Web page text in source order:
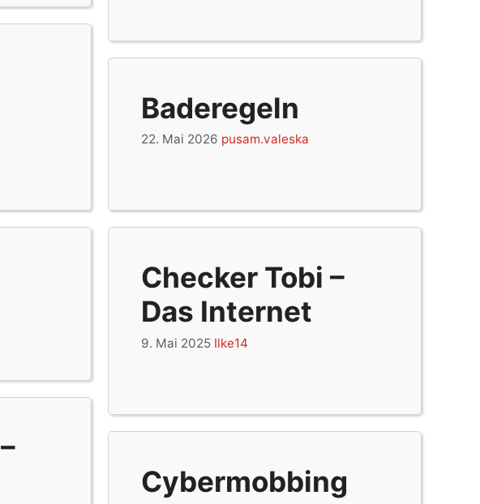
Baderegeln
22. Mai 2026 pusam.valeska
Checker Tobi –
Das Internet
9. Mai 2025 Ilke14
Cybermobbing